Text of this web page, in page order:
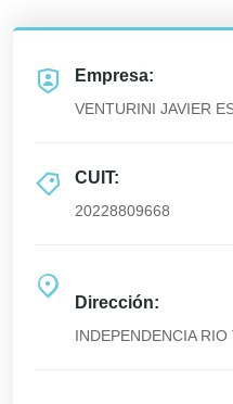
Empresa:
VENTURINI JAVIER
CUIT:
20228809668
Dirección:
INDEPENDENCIA